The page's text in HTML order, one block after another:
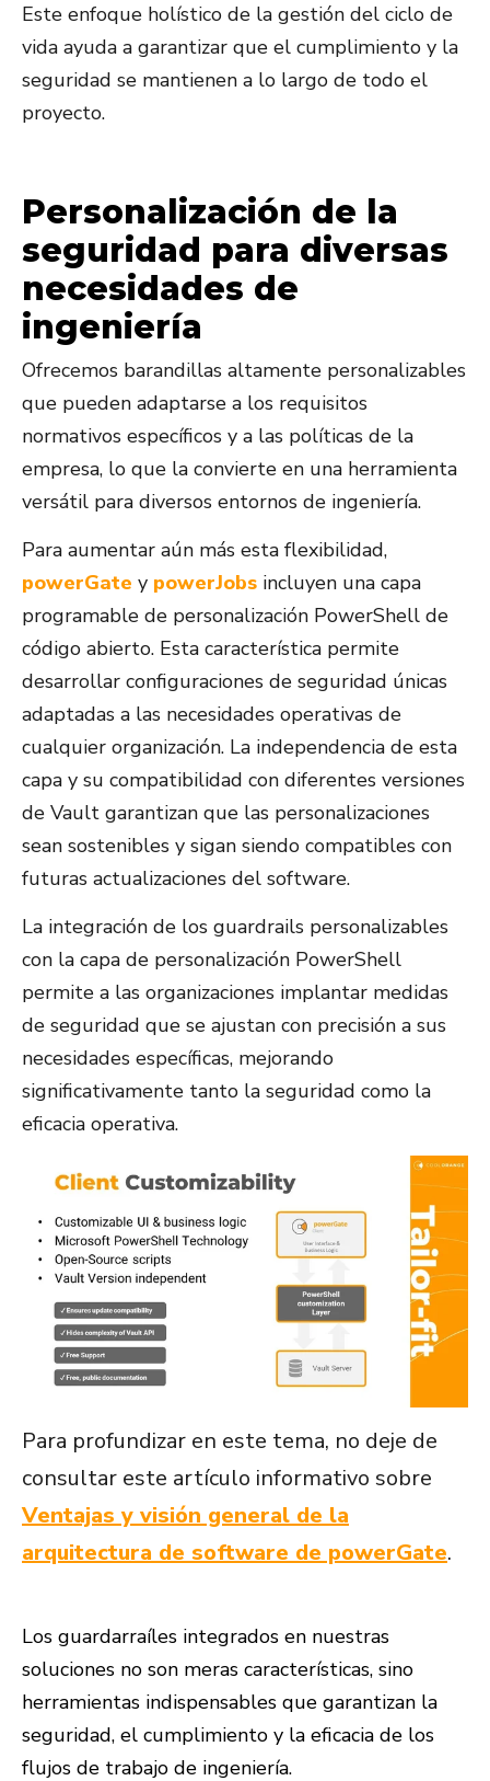
Este enfoque holístico de la gestión del ciclo de
vida ayuda a garantizar que el cumplimiento y la
seguridad se mantienen a lo largo de todo el
proyecto.
Personalización de la
seguridad para diversas
necesidades de
ingeniería
Ofrecemos barandillas altamente personalizables
que pueden adaptarse a los requisitos
normativos específicos y a las políticas de la
empresa, lo que la convierte en una herramienta
versátil para diversos entornos de ingeniería.
Para aumentar aún más esta flexibilidad,
powerGate y powerJobs incluyen una capa
programable de personalización PowerShell de
código abierto. Esta característica permite
desarrollar configuraciones de seguridad únicas
adaptadas a las necesidades operativas de
cualquier organización. La independencia de esta
capa y su compatibilidad con diferentes versiones
de Vault garantizan que las personalizaciones
sean sostenibles y sigan siendo compatibles con
futuras actualizaciones del software.
La integración de los guardrails personalizables
con la capa de personalización PowerShell
permite a las organizaciones implantar medidas
de seguridad que se ajustan con precisión a sus
necesidades específicas, mejorando
significativamente tanto la seguridad como la
eficacia operativa.
Para profundizar en este tema, no deje de
consultar este artículo informativo sobre
Ventajas y visión general de la
arquitectura de software de powerGate.
Los guardarraíles integrados en nuestras
soluciones no son meras características, sino
herramientas indispensables que garantizan la
seguridad, el cumplimiento y la eficacia de los
flujos de trabajo de ingeniería.